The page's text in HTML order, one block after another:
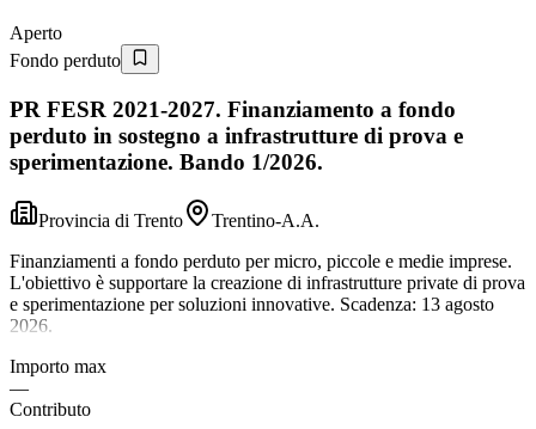
Aperto
Fondo perduto
PR FESR 2021-2027. Finanziamento a fondo
perduto in sostegno a infrastrutture di prova e
sperimentazione. Bando 1/2026.
Provincia di Trento
Trentino-A.A.
Finanziamenti a fondo perduto per micro, piccole e medie imprese.
L'obiettivo è supportare la creazione di infrastrutture private di prova
e sperimentazione per soluzioni innovative. Scadenza: 13 agosto
2026.
Importo max
—
Contributo